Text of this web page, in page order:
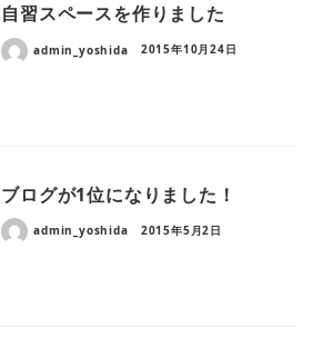
自習スペースを作りました
admin_yoshida 2015年10月24日
ブログが1位になりました！
admin_yoshida 2015年5月2日